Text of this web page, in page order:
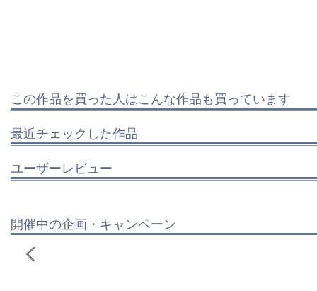
この作品を買った人はこんな作品も買っています
最近チェックした作品
ユーザーレビュー
開催中の企画・キャンペーン